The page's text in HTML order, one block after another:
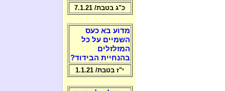
כ"ג בטבת/ 7.1.21
מדוע בא כעס
השמיים על כל
המזלזלים
בהנחיית הבידוד?
י"ז בטבת/ 1.1.21